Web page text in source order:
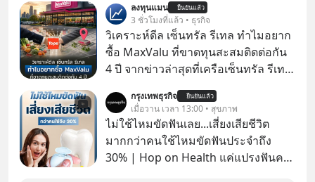
บริษัทอันดับ 1 ในไต้หวันมานานแล้ว
ลงทุนแมน ยืนยันแล้ว
3 ชั่วโมงที่แล้ว • ธุรกิจ
วิเคราะห์ดีล เซ็นทรัล รีเทล ทำไมอยาก
ซื้อ MaxValu ที่ขาดทุนสะสมติดต่อกัน
4 ปี จากข่าวล่าสุดที่เครือเซ็นทรัล รีเทล
เปอร์มาร์เก็ต MaxValu ในประเทศไทย
ที่มีอยู่ทั้งหมด 30 สาขา และจะเปลี่ยน
MaxValu เป็นแบรนด์ Tops ทั้งหมด
กรุงเทพธุรกิจ ยืนยันแล้ว
เมื่อวาน เวลา 13:00 • สุขภาพ
ไม่ใช้ไหมขัดฟันเลย...เสี่ยงเสียชีวิต
มากกว่าคนใช้ไหมขัดฟันประจำถึง
30% | Hop on Health แค่แปรงฟันคง